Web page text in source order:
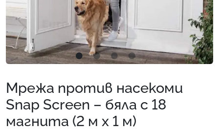
Мрежа против насекоми
Snap Screen – бяла с 18
магнита (2 м x 1 м)